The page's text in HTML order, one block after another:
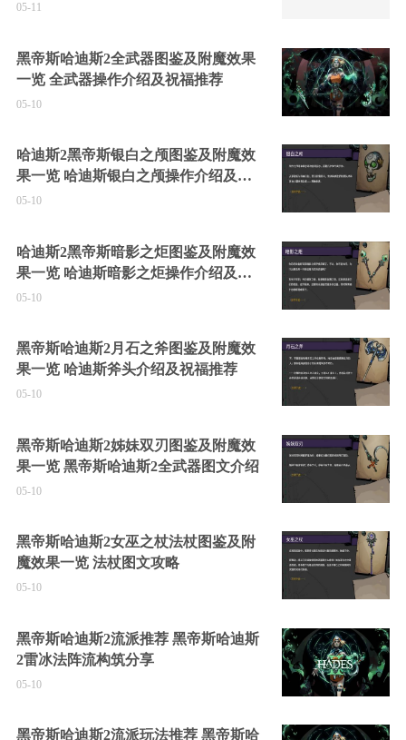
05-11
黑帝斯哈迪斯2全武器图鉴及附魔效果
一览 全武器操作介绍及祝福推荐
05-10
哈迪斯2黑帝斯银白之颅图鉴及附魔效
果一览 哈迪斯银白之颅操作介绍及祝
福推荐
05-10
哈迪斯2黑帝斯暗影之炬图鉴及附魔效
果一览 哈迪斯暗影之炬操作介绍及祝
福推荐
05-10
黑帝斯哈迪斯2月石之斧图鉴及附魔效
果一览 哈迪斯斧头介绍及祝福推荐
05-10
黑帝斯哈迪斯2姊妹双刃图鉴及附魔效
果一览 黑帝斯哈迪斯2全武器图文介绍
05-10
黑帝斯哈迪斯2女巫之杖法杖图鉴及附
魔效果一览 法杖图文攻略
05-10
黑帝斯哈迪斯2流派推荐 黑帝斯哈迪斯
2雷冰法阵流构筑分享
05-10
黑帝斯哈迪斯2流派玩法推荐 黑帝斯哈